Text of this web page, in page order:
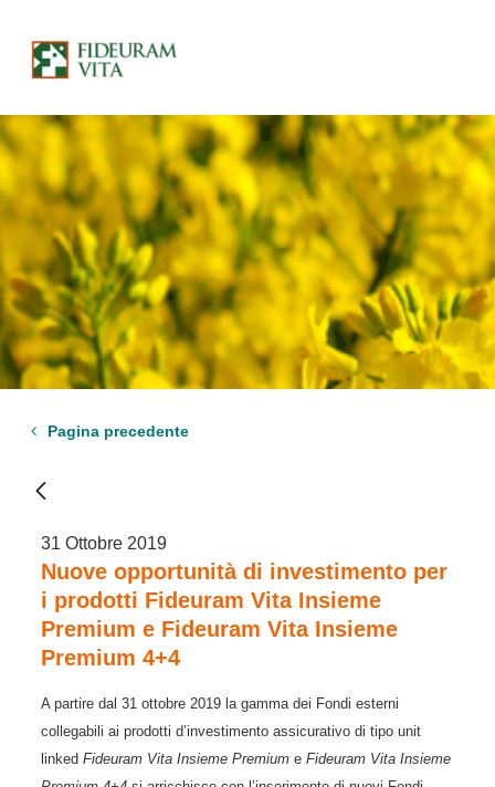
Pagina precedente
31 Ottobre 2019
Nuove opportunità di investimento per
i prodotti Fideuram Vita Insieme
Premium e Fideuram Vita Insieme
Premium 4+4
A partire dal 31 ottobre 2019 la gamma dei Fondi esterni
collegabili ai prodotti d’investimento assicurativo di tipo unit
linked Fideuram Vita Insieme Premium e Fideuram Vita Insieme